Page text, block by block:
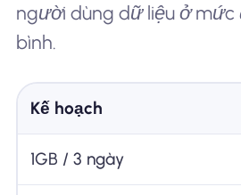
người dùng dữ liệu ở mức
bình.
Kế hoạch
1GB / 3 ngày